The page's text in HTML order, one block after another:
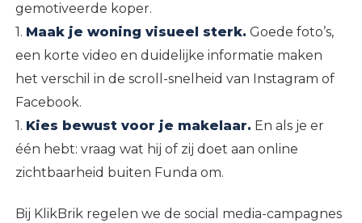
gemotiveerde koper.
1. Maak je woning visueel sterk. Goede foto’s,
een korte video en duidelijke informatie maken
het verschil in de scroll-snelheid van Instagram of
Facebook.
1. Kies bewust voor je makelaar. En als je er
één hebt: vraag wat hij of zij doet aan online
zichtbaarheid buiten Funda om.
Bij KlikBrik regelen we de social media-campagnes